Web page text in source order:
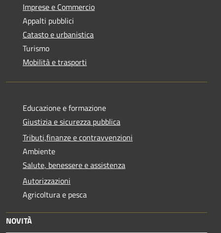
Imprese e Commercio
Appalti pubblici
Catasto e urbanistica
Turismo
Mobilità e trasporti
Educazione e formazione
Giustizia e sicurezza pubblica
Tributi,finanze e contravvenzioni
Ambiente
Salute, benessere e assistenza
Autorizzazioni
Agricoltura e pesca
NOVITÀ